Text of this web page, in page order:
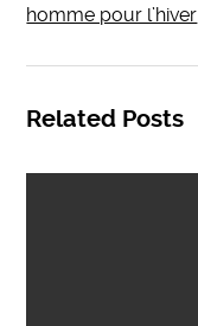
homme pour l’hiver
Related Posts